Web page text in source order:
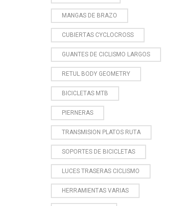
MANGAS DE BRAZO
CUBIERTAS CYCLOCROSS
GUANTES DE CICLISMO LARGOS
RETUL BODY GEOMETRY
BICICLETAS MTB
PIERNERAS
TRANSMISION PLATOS RUTA
SOPORTES DE BICICLETAS
LUCES TRASERAS CICLISMO
HERRAMIENTAS VARIAS